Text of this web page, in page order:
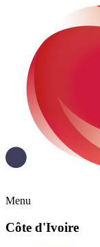
Menu
Côte d'Ivoire